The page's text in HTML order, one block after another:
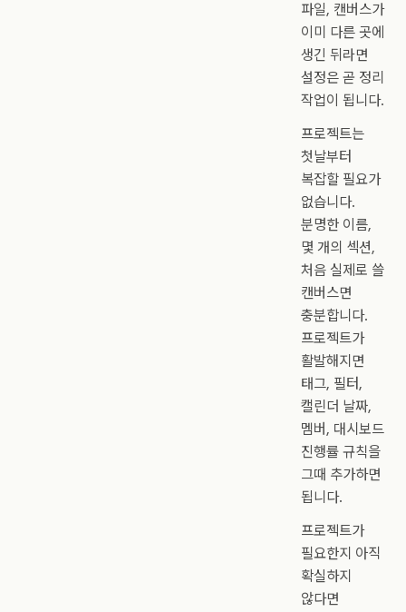
파일, 캔버스가
이미 다른 곳에
생긴 뒤라면
설정은 곧 정리
작업이 됩니다.
프로젝트는
첫날부터
복잡할 필요가
없습니다.
분명한 이름,
몇 개의 섹션,
처음 실제로 쓸
캔버스면
충분합니다.
프로젝트가
활발해지면
태그, 필터,
캘린더 날짜,
멤버, 대시보드
진행률 규칙을
그때 추가하면
됩니다.
프로젝트가
필요한지 아직
확실하지
않다면